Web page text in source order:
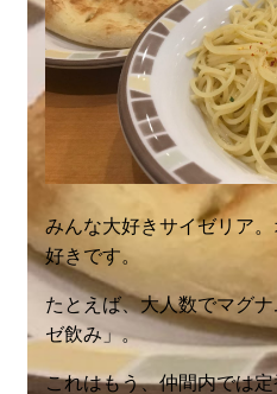
みんな大好きサイゼリア
好きです。
たとえば、大人数でマグ
ゼ飲み」。
これはもう、仲間内では